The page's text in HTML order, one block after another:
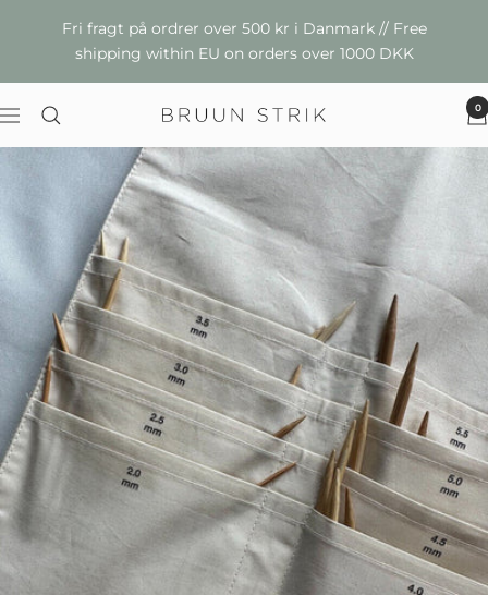
Fri fragt på ordrer over 500 kr i Danmark // Free
shipping within EU on orders over 1000 DKK
Naviger
Bruun
Strik
0